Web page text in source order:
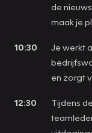
de
maak je
10:30
Je werkt
en zorgt
12:30
Tijdens